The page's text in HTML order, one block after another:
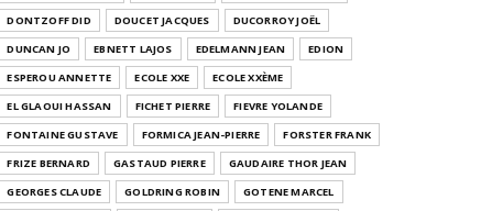
DONTZOFF DID
DOUCET JACQUES
DUCORROY JOËL
DUNCAN JO
EBNETT LAJOS EDELMANN JEAN
EDION
ESPEROU ANNETTE
ECOLE XXE
ECOLE XXÈME
EL GLAOUI HASSAN
FICHET PIERRE
FIEVRE YOLANDE
FONTAINE GUSTAVE
FORMICA JEAN-PIERRE
FORSTER FRANK
FRIZE BERNARD
GASTAUD PIERRE
GAUDAIRE THOR JEAN
GEORGES CLAUDE
GOLDRING ROBIN
GOTENE MARCEL